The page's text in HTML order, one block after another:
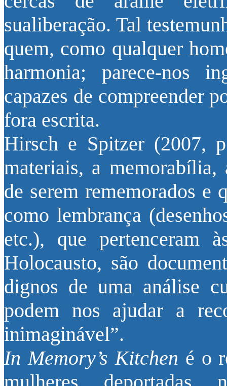
sualiberação. Tal
quem, como qualquer
harmonia; parece-nos
capazes de compreender
fora escrita.
Hirsch e Spitzer (2007,
materiais, a
de serem rememorados e
como lembrança
etc.), que pertenceram
Holocausto, são
dignos de uma análise
podem nos ajudar a
inimaginável”.
In Memory’s Kitchen é o